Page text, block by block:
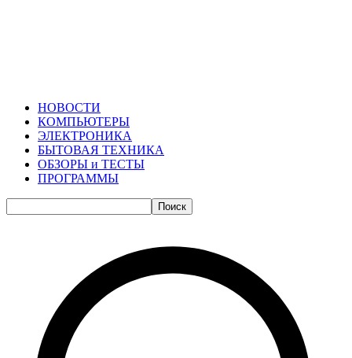
НОВОСТИ
КОМПЬЮТЕРЫ
ЭЛЕКТРОНИКА
БЫТОВАЯ ТЕХНИКА
ОБЗОРЫ и ТЕСТЫ
ПРОГРАММЫ
Поиск